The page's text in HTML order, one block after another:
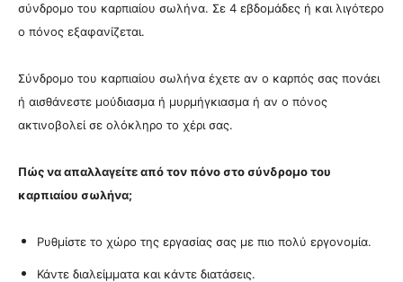
σύνδρομο του καρπιαίου σωλήνα. Σε 4 εβδομάδες ή και λιγότερο
ο πόνος εξαφανίζεται.
Σύνδρομο του καρπιαίου σωλήνα έχετε αν ο καρπός σας πονάει
ή αισθάνεστε μούδιασμα ή μυρμήγκιασμα ή αν ο πόνος
ακτινοβολεί σε ολόκληρο το χέρι σας.
Πώςνα απαλλαγείτε από τον πόνο στο σύνδρομο του
καρπιαίου σωλήνα;
Ρυθμίστε το χώρο της εργασίας σας με πιο πολύ εργονομία.
Κάντε διαλείμματα και κάντε διατάσεις.